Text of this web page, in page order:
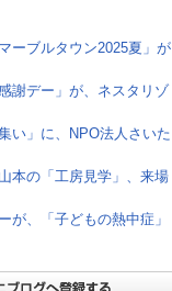
ーブルタウン2025夏」が
謝デー」が、ネスタリゾ
い」に、NPO法人さいた
本の「工房見学」、来場
が、「子どもの熱中症」